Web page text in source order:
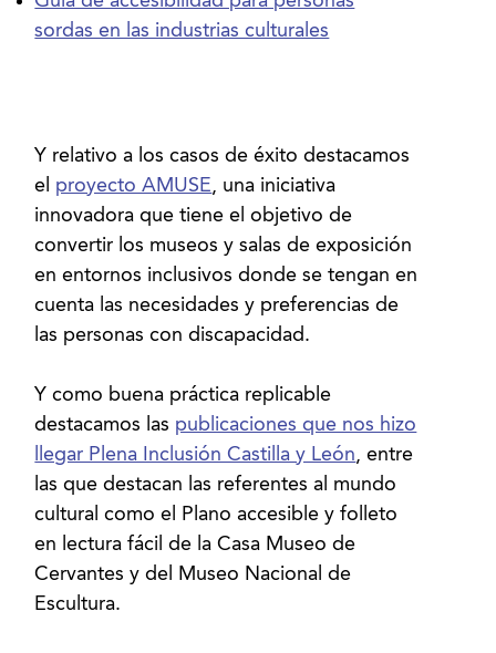
sordas en las industrias culturales
Y relativo a los casos de éxito destacamos
el proyecto AMUSE , una iniciativa
innovadora que tiene el objetivo de
convertir los museos y salas de exposición
en entornos inclusivos donde se tengan en
cuenta las necesidades y preferencias de
las personas con discapacidad.
Y como buena práctica replicable
destacamos las publicaciones que nos hizo
llegar Plena Inclusión Castilla y León , entre
las que destacan las referentes al mundo
cultural como el Plano accesible y folleto
en lectura fácil de la Casa Museo de
Cervantes y del Museo Nacional de
Escultura.